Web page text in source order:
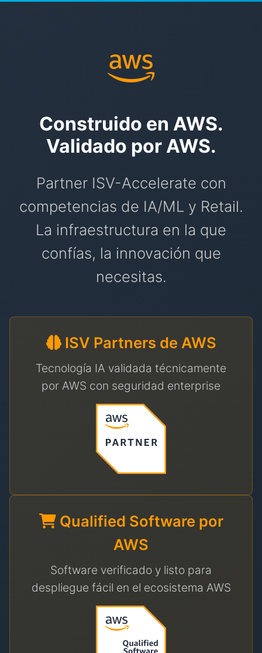
Construido en AWS.
Validado por AWS.
Partner ISV-Accelerate con
competencias de IA/ML y Retail.
La infraestructura en la que
confías, la innovación que
necesitas.
ISV Partners de AWS
Tecnología IA validada técnicamente
por AWS con seguridad enterprise
Qualified Software por
AWS
Software verificado y listo para
despliegue fácil en el ecosistema AWS